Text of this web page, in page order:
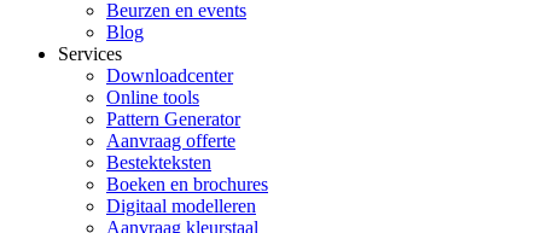
Beurzen en events
Blog
Services
Downloadcenter
Online tools
Pattern Generator
Aanvraag offerte
Bestekteksten
Boeken en brochures
Digitaal modelleren
Aanvraag kleurstaal